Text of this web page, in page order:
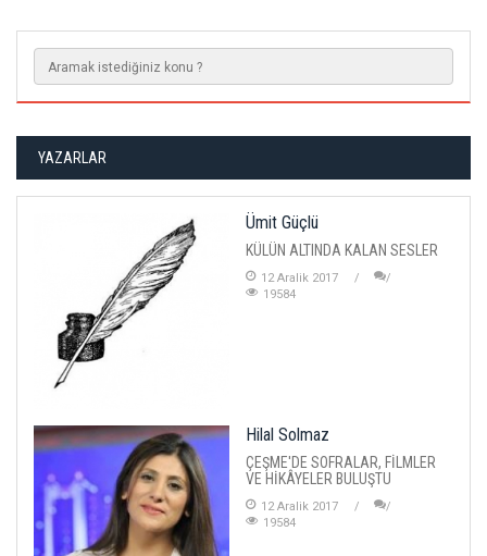
YAZARLAR
Ümit Güçlü
KÜLÜN ALTINDA KALAN SESLER
12 Aralik 2017
19584
Hilal Solmaz
ÇEŞME'DE SOFRALAR, FİLMLER
VE HİKÂYELER BULUŞTU
12 Aralik 2017
19584